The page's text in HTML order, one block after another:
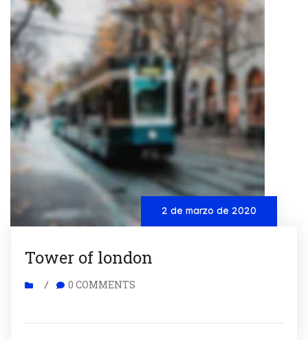
2 de marzo de 2020
Tower of london
/ 0 COMMENTS